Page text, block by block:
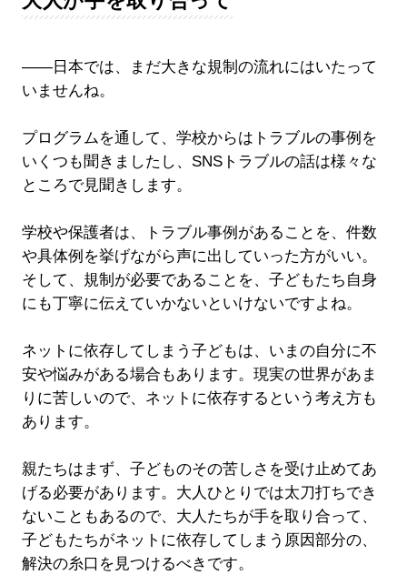
――日本では、まだ大きな規制の流れにはいたって
いませんね。
プログラムを通して、学校からはトラブルの事例を
いくつも聞きましたし、SNSトラブルの話は様々な
ところで見聞きします。
学校や保護者は、トラブル事例があることを、件数
や具体例を挙げながら声に出していった方がいい。
そして、規制が必要であることを、子どもたち自身
にも丁寧に伝えていかないといけないですよね。
ネットに依存してしまう子どもは、いまの自分に不
安や悩みがある場合もあります。現実の世界があま
りに苦しいので、ネットに依存するという考え方も
あります。
親たちはまず、子どものその苦しさを受け止めてあ
げる必要があります。大人ひとりでは太刀打ちでき
ないこともあるので、大人たちが手を取り合って、
子どもたちがネットに依存してしまう原因部分の、
解決の糸口を見つけるべきです。